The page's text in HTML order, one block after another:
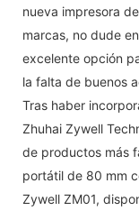
nueva impresora
marcas, no dude
excelente opción
la falta de buenos
Tras haber
Zhuhai Zywell
de productos más
portátil de 80 mm
Zywell ZM01,